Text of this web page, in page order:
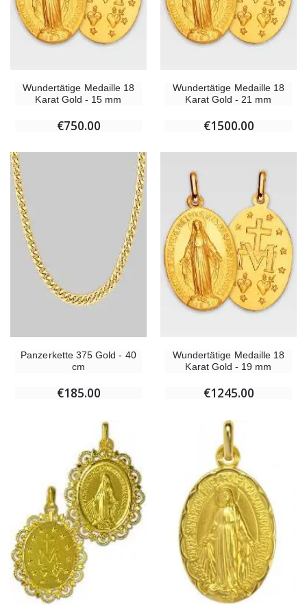
Wundertätige Medaille 18
Karat Gold - 15 mm
€750.00
Wundertätige Medaille 18
Karat Gold - 21 mm
€1500.00
Panzerkette 375 Gold - 40
cm
€185.00
Wundertätige Medaille 18
Karat Gold - 19 mm
€1245.00